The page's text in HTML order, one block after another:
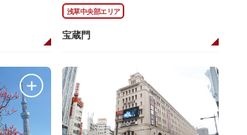
浅草中央部エリア
宝蔵門